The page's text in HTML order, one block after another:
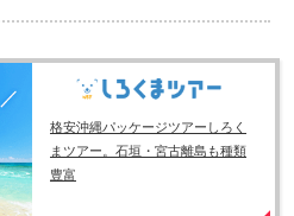
格安沖縄パッケージツアーしろく
まツアー。石垣・宮古離島も種類
豊富